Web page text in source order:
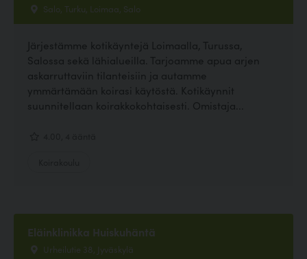
Salo, Turku, Loimaa, Salo
Järjestämme kotikäyntejä Loimaalla, Turussa,
Salossa sekä lähialueilla. Tarjoamme apua arjen
askarruttaviin tilanteisiin ja autamme
ymmärtämään koirasi käytöstä. Kotikäynnit
suunnitellaan koirakkokohtaisesti. Omistaja...
Eläinklinikka Huiskuhäntä
Urheilutie 38, Jyväskylä